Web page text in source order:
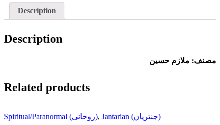
Description
Description
مصنف: ملازم حسین
Related products
Spiritual/Paranormal (روحانی),
Jantarian (جنتریاں)